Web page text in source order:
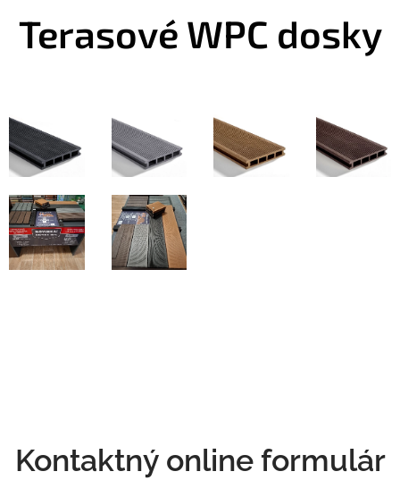
Terasové WPC dosky
Kontaktný online formulár